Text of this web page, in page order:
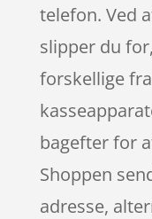
telefon. Ved
slipper du
forskellige
bagefter for
Shoppen
adresse,